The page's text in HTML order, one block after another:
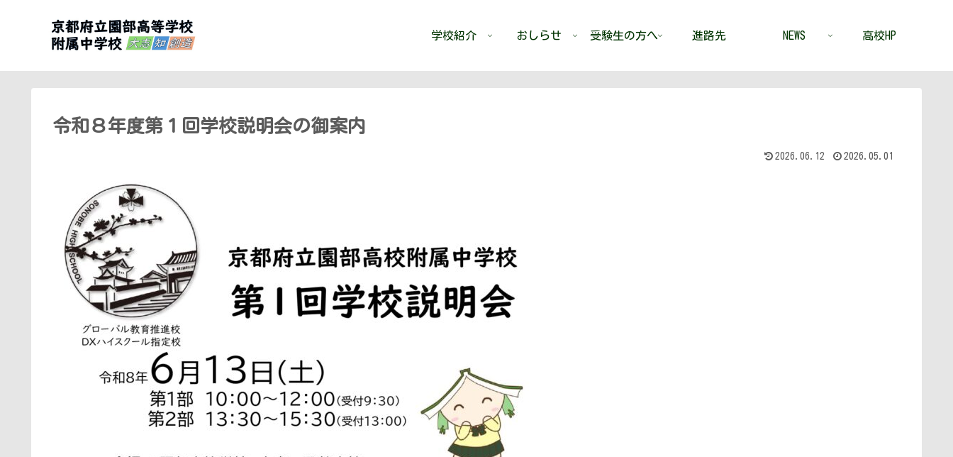
学校紹介 おしらせ 受験生の方へ 進路先 NEWS 高校HP
令和８年度第１回学校説明会の御案内
2026.06.12 2026.05.01